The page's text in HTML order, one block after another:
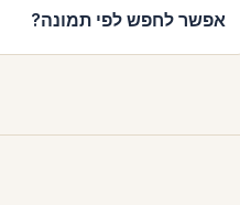
אפשר לחפש לפי תמונה?